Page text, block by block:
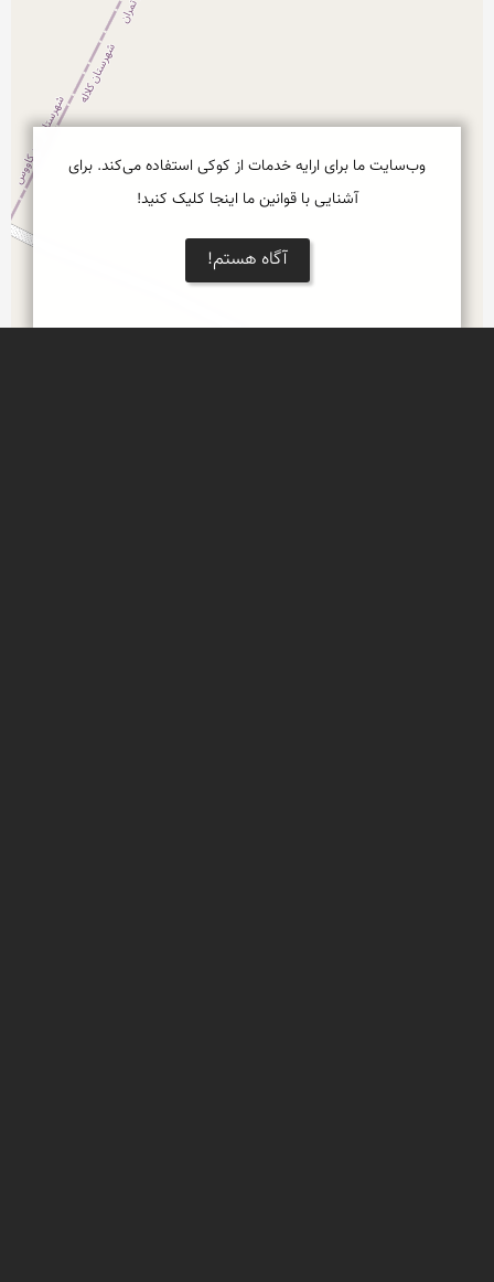
وب‌سایت ما برای ارایه خدمات از کوکی استفاده می‌کند. برای
آشنایی با قوانین ما اینجا کلیک کنید!
آگاه هستم!